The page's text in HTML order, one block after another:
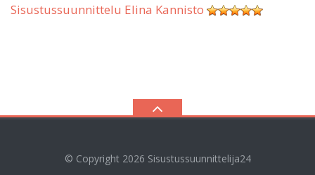
Sisustussuunnittelu Elina Kannisto
© Copyright 2026 Sisustussuunnittelija24